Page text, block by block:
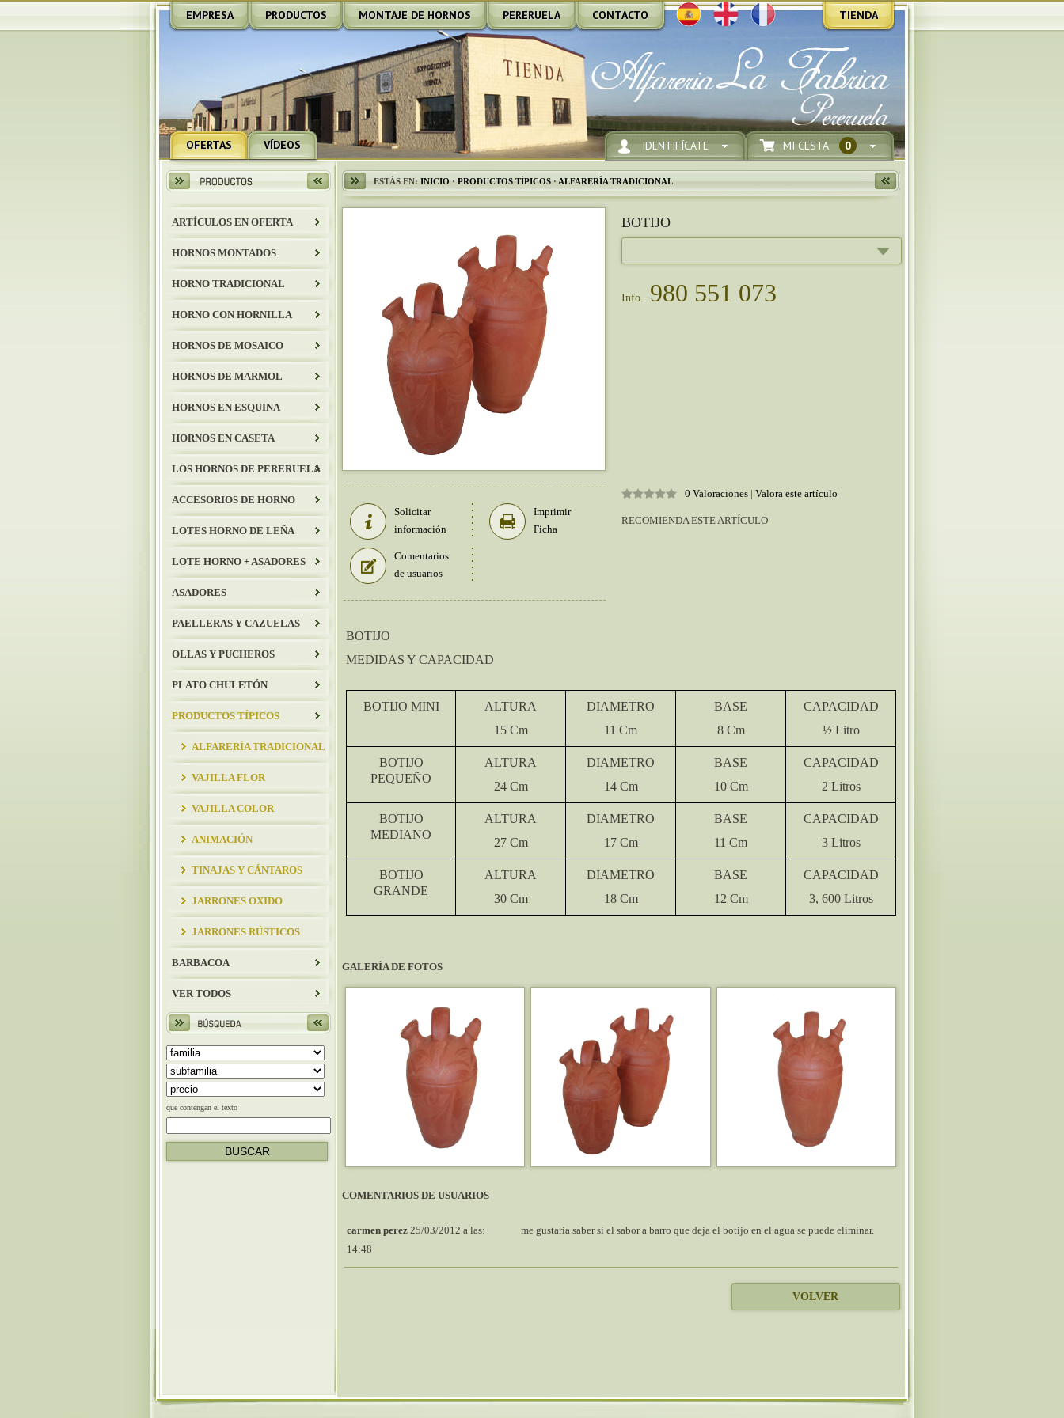
EMPRESA PRODUCTOS MONTAJE DE HORNOS PERERUELA CONTACTO TIENDA
OFERTAS VÍDEOS MI CESTA 0
IDENTIFÍCATE
ARTÍCULOS EN OFERTA
HORNOS MONTADOS
HORNO TRADICIONAL
HORNO CON HORNILLA
HORNOS DE MOSAICO
HORNOS DE MARMOL
HORNOS EN ESQUINA
HORNOS EN CASETA
LOS HORNOS DE PERERUELA
ACCESORIOS DE HORNO
LOTES HORNO DE LEÑA
LOTE HORNO + ASADORES
ASADORES
PAELLERAS Y CAZUELAS
OLLAS Y PUCHEROS
PLATO CHULETÓN
PRODUCTOS TÍPICOS
ALFARERÍA TRADICIONAL
VAJILLA FLOR
VAJILLA COLOR
ANIMACIÓN
TINAJAS Y CÁNTAROS
JARRONES OXIDO
JARRONES RÚSTICOS
BARBACOA
VER TODOS
que contengan el texto
ESTÁS EN:INICIO·PRODUCTOS TÍPICOS·ALFARERÍA TRADICIONAL
BOTIJO
Info. 980 551 073
Solicitar
información
Comentarios
de usuarios
Imprimir
Ficha
0 Valoraciones| Valora este artículo
RECOMIENDA ESTE ARTÍCULO
BOTIJO
MEDIDAS Y CAPACIDAD
BOTIJO MINI
ALTURA
15 Cm
DIAMETRO
11 Cm
BASE
8 Cm
CAPACIDAD
½ Litro
BOTIJO
PEQUEÑO
ALTURA
24 Cm
DIAMETRO
14 Cm
BASE
10 Cm
CAPACIDAD
2 Litros
BOTIJO
MEDIANO
ALTURA
27 Cm
DIAMETRO
17 Cm
BASE
11 Cm
CAPACIDAD
3 Litros
BOTIJO
GRANDE
ALTURA
30 Cm
DIAMETRO
18 Cm
BASE
12 Cm
CAPACIDAD
3, 600 Litros
GALERÍA DE FOTOS
COMENTARIOS DE USUARIOS
carmen perez 25/03/2012 a las:
14:48
me gustaria saber si el sabor a barro que deja el botijo en el agua se puede eliminar.
VOLVER